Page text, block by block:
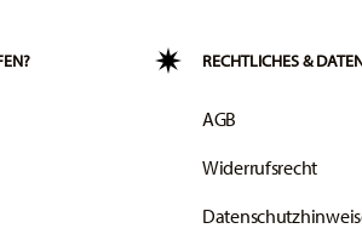
RECHTLICHES &
AGB
Widerrufsrecht